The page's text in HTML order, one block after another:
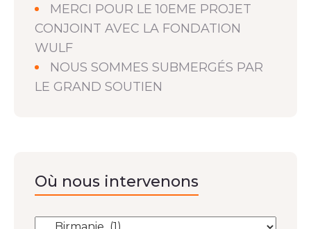
MERCI POUR LE 10EME PROJET
CONJOINT AVEC LA FONDATION
WULF
NOUS SOMMES SUBMERGÉS PAR
LE GRAND SOUTIEN
Où nous intervenons